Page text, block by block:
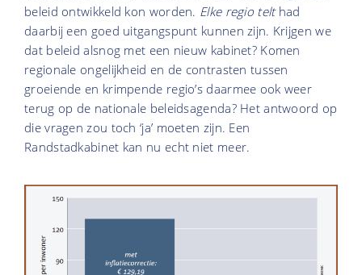
beleid ontwikkeld kon worden. Elke regio telthad
daarbij een goed uitgangspunt kunnen zijn. Krijgen we
dat beleid alsnog met een nieuw kabinet? Komen
regionale ongelijkheid en de contrasten tussen
groeiende en krimpende regio’s daarmee ook weer
terug op de nationale beleidsagenda? Het antwoord op
die vragen zou toch ‘ja’ moeten zijn. Een
Randstadkabinet kan nu echt niet meer.